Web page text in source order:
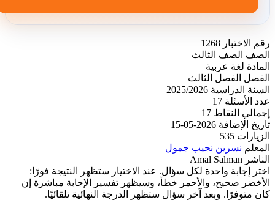
رقم الاختبار 1268
الصف
الصف الثالث
المادة لغة عربية
الفصل
الفصل الثالث
السنة الدراسية 2025/2026
عدد الأسئلة 17
إجمالي النقاط 17
تاريخ الإضافة 2026-05-15
الزيارات 535
المعلم نسرين نجيب جمول
الناشر Amal Salman
اختر إجابة واحدة لكل سؤال. عند الاختيار ستظهر النتيجة فورًا:
الأخضر صحيح، والأحمر خطأ، وسيظهر تفسير الإجابة مباشرة إن
كان متوفرًا. وبعد آخر سؤال ستظهر الدرجة النهائية تلقائيًا.